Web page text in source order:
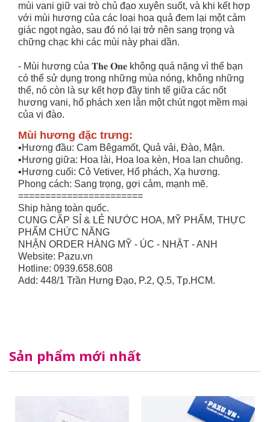
mùi vani giữ vai trò chủ đạo xuyên suốt, và khi kết hợp
với mùi hương của các loại hoa quả đem lại một cảm
giác ngọt ngào, sau đó nó lại trở nên sang trọng và
chững chạc khi các mùi này phai dần.
- Mùi hương của 𝐓𝐡𝐞 𝐎𝐧𝐞 không quá nặng vì thế bạn
có thể sử dụng trong những mùa nóng, không những
thế, nó còn là sự kết hợp đầy tinh tế giữa các nốt
hương vani, hổ phách xen lẫn một chút ngọt mềm mại
của vị đào.
Mùi hương đặc trưng:
▪️Hương đầu: Cam Bêgamốt, Quả vải, Đào, Mận.
▪️Hương giữa: Hoa lài, Hoa loa kèn, Hoa lan chuông.
▪️Hương cuối: Cỏ Vetiver, Hổ phách, Xạ hương.
Phong cách: Sang trọng, gợi cảm, mạnh mẽ.
=======================
Ship hàng toàn quốc.
CUNG CẤP SỈ & LẺ NƯỚC HOA, MỸ PHẨM, THỰC
PHẨM CHỨC NĂNG
NHẬN ORDER HÀNG MỸ - ÚC - NHẬT - ANH
Website: Pazu.vn
Hotline: 0939.658.608
Add: 448/1 Trần Hưng Đạo, P.2, Q.5, Tp.HCM.
Sản phẩm mới nhất